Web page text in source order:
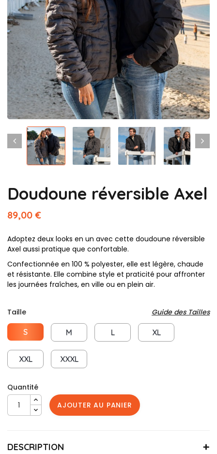
Doudoune réversible Axel
89,00 €
Adoptez deux looks en un avec cette doudoune réversible
Axel aussi pratique que confortable.
Confectionnée en 100 % polyester, elle est légère, chaude
et résistante. Elle combine style et praticité pour affronter
les journées fraîches, en ville ou en plein air.
Taille Guide des Tailles
S M L XL
XXL XXXL
Quantité
AJOUTER AU PANIER
DESCRIPTION